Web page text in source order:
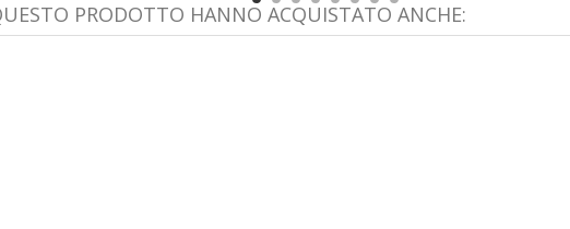
PRODOTTO HANNO ACQUISTATO ANCHE: